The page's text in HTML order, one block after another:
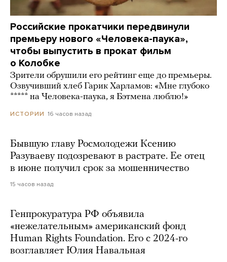
Российские прокатчики передвинули
премьеру нового «Человека-паука»,
чтобы выпустить в прокат фильм
о Колобке
Зрители обрушили его рейтинг еще до премьеры.
Озвучивший хлеб Гарик Харламов: «Мне глубоко
***** на Человека-паука, я Бэтмена люблю!»
ИСТОРИИ 16 часов назад
Бывшую главу Росмолодежи Ксению
Разуваеву подозревают в растрате. Ее отец
в июне получил срок за мошенничество
15 часов назад
Генпрокуратура РФ объявила
«нежелательным» американский фонд
Human Rights Foundation. Его с 2024-го
возглавляет Юлия Навальная